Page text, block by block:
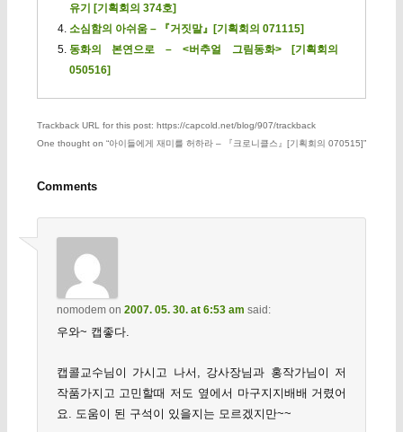
유기 [기획회의 374호]
소심함의 아쉬움 – 『거짓말』[기획회의 071115]
동화의 본연으로 – <버추얼 그림동화> [기획회의
050516]
Trackback URL for this post: https://capcold.net/blog/907/trackback
One thought on “아이들에게 재미를 허하라 – 『크로니클스』[기획회의 070515]”
Comments
nomodemon 2007. 05. 30. at 6:53 am said:
우와~ 캡좋다.
캡콜교수님이 가시고 나서, 강사장님과 홍작가님이 저
작품가지고 고민할때 저도 옆에서 마구지지배배 거렸어
요. 도움이 된 구석이 있을지는 모르겠지만~~